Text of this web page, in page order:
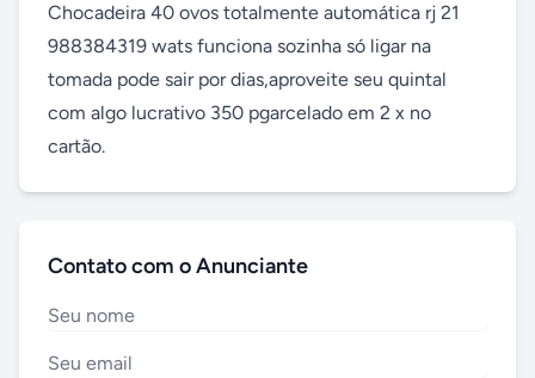
Chocadeira 40 ovos totalmente automática rj 21
988384319 wats funciona sozinha só ligar na
tomada pode sair por dias,aproveite seu quintal
com algo lucrativo 350 pgarcelado em 2 x no
cartão.
Contato com o Anunciante